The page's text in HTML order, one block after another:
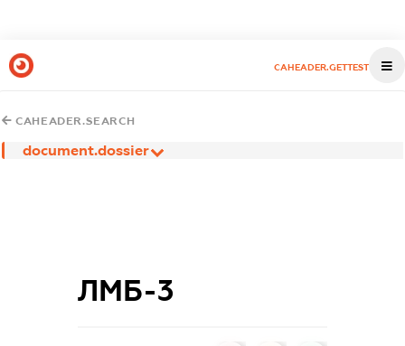
CAHEADER.GETTEST
CAHEADER.SEARCH
document.dossier
ЛМБ-3